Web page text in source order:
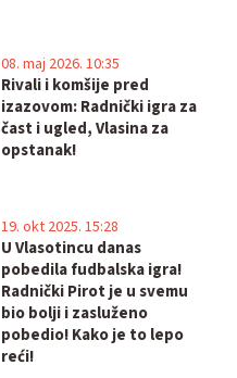
Rivali i komšije pred
izazovom: Radnički igra za
čast i ugled, Vlasina za
opstanak!
08. maj 2026. 10:35
U Vlasotincu danas
pobedila fudbalska igra!
Radnički Pirot je u svemu
bio bolji i zasluženo
pobedio! Kako je to lepo
reći!
19. okt 2025. 15:28